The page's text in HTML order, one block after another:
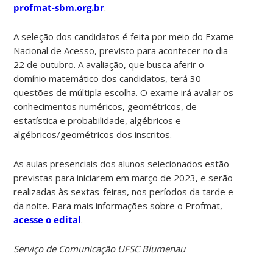
profmat-sbm.org.br.
A seleção dos candidatos é feita por meio do Exame
Nacional de Acesso, previsto para acontecer no dia
22 de outubro. A avaliação, que busca aferir o
domínio matemático dos candidatos, terá 30
questões de múltipla escolha. O exame irá avaliar os
conhecimentos numéricos, geométricos, de
estatística e probabilidade, algébricos e
algébricos/geométricos dos inscritos.
As aulas presenciais dos alunos selecionados estão
previstas para iniciarem em março de 2023, e serão
realizadas às sextas-feiras, nos períodos da tarde e
da noite. Para mais informações sobre o Profmat,
acesse o edital.
Serviço de Comunicação UFSC Blumenau